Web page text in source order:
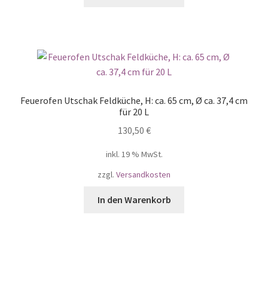
Feuerofen Utschak Feldküche, H: ca. 65 cm, Ø ca. 37,4 cm
für 20 L
130,50 €
inkl. 19 % MwSt.
zzgl. Versandkosten
In den Warenkorb